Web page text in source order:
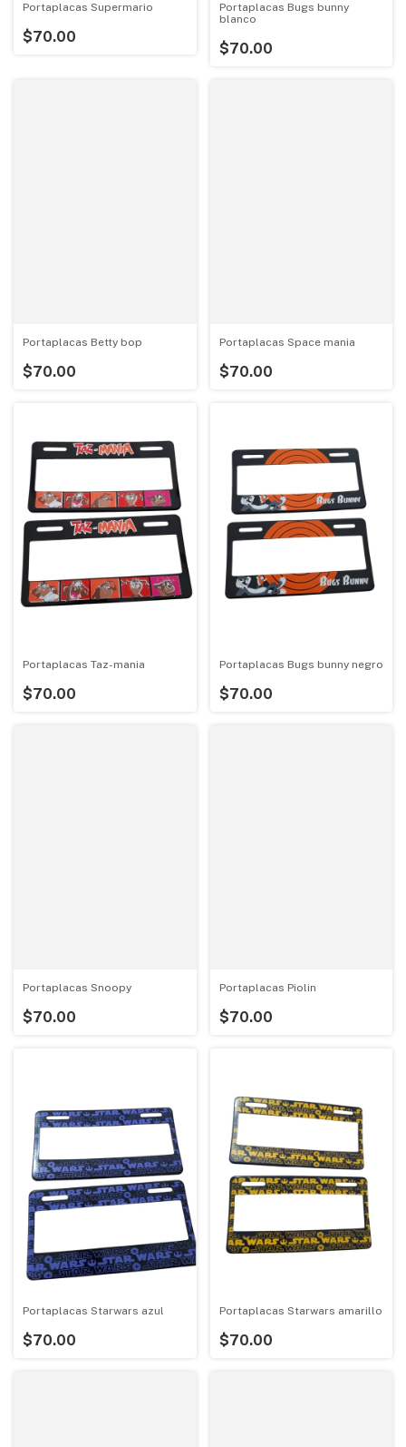
Portaplacas Supermario
$70.00
Portaplacas Bugs bunny
blanco
$70.00
Portaplacas Betty bop
$70.00
Portaplacas Space mania
$70.00
Portaplacas Taz-mania
$70.00
Portaplacas Bugs bunny negro
$70.00
Portaplacas Snoopy
$70.00
Portaplacas Piolin
$70.00
Portaplacas Starwars azul
$70.00
Portaplacas Starwars amarillo
$70.00